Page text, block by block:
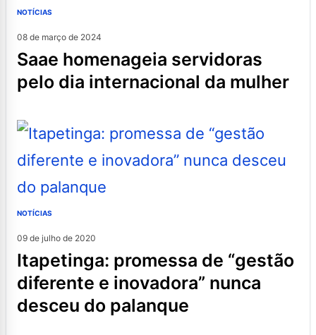
NOTÍCIAS
08 de março de 2024
saae homenageia servidoras
pelo dia internacional da mulher
NOTÍCIAS
09 de julho de 2020
itapetinga: promessa de “gestão
diferente e inovadora” nunca
desceu do palanque